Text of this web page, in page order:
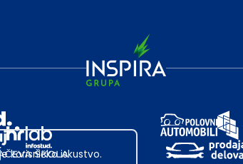
korisničko iskustvo.